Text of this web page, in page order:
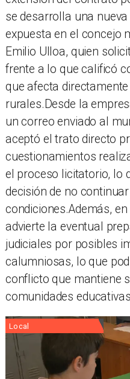
se desarrolla una
expuesta en el concejo
Emilio Ulloa, quien
frente a lo que calificó
que afecta
rurales.Desde la
un correo enviado al
aceptó el trato directo
cuestionamientos
el proceso licitatorio, lo
decisión de no
condiciones.Además,
advierte la eventual
judiciales por posibles
calumniosas, lo que
conflicto que mantiene
comunidades
Local